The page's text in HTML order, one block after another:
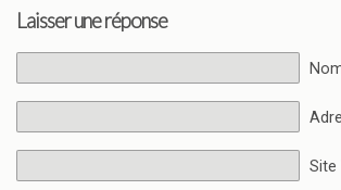
Laisser une réponse
Site